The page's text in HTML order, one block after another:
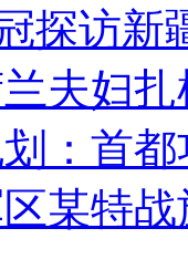
探访新
兰夫妇
：首
某特